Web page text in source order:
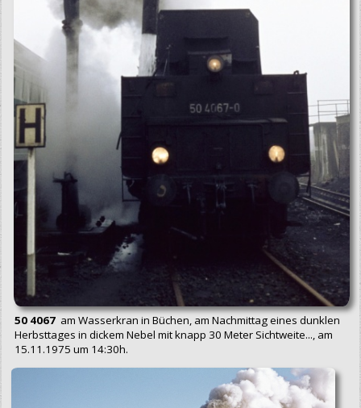
50 4067 am Wasserkran in Büchen, am Nachmittag eines dunklen
Herbsttages in dickem Nebel mit knapp 30 Meter Sichtweite..., am
15.11.1975 um 14:30h.